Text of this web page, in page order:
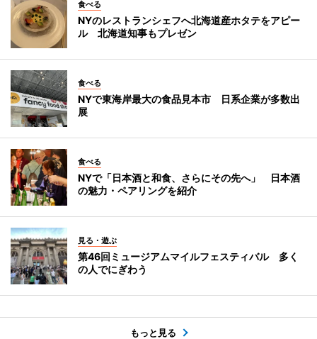
食べる
NYのレストランシェフへ北海道産ホタテをアピー
ル 北海道知事もプレゼン
食べる
NYで東海岸最大の食品見本市 日系企業が多数出
展
食べる
NYで「日本酒と和食、さらにその先へ」 日本酒
の魅力・ペアリングを紹介
見る・遊ぶ
第46回ミュージアムマイルフェスティバル 多く
の人でにぎわう
もっと見る